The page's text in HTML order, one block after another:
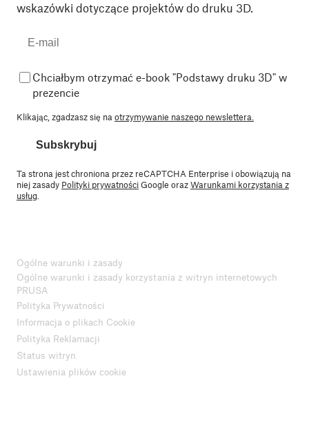
wskazówki dotyczące projektów do druku 3D.
Chciałbym otrzymać e-book "Podstawy druku 3D" w
prezencie
Klikając, zgadzasz się naotrzymywanie naszego newslettera.
Subskrybuj
Ta strona jest chroniona przez reCAPTCHA Enterprise i obowiązują na
niej zasady Polityki prywatnościGoogle orazWarunkami korzystania z
usług.
Ogólne warunki i zasady
Ogólne warunki i zasady korzystania z witryn internetowych
PRUSA
Polityka Prywatności
Informacja o plikach Cookie
Polityka Reklamacji
Status witryn
Ustawienia plików cookie